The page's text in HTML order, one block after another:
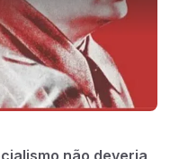
não deveria